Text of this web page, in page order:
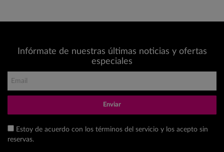
Infórmate de nuestras últimas noticias y ofertas
especiales
Enviar
Estoy de acuerdo con los términos del servicio y los acepto sin
reservas.